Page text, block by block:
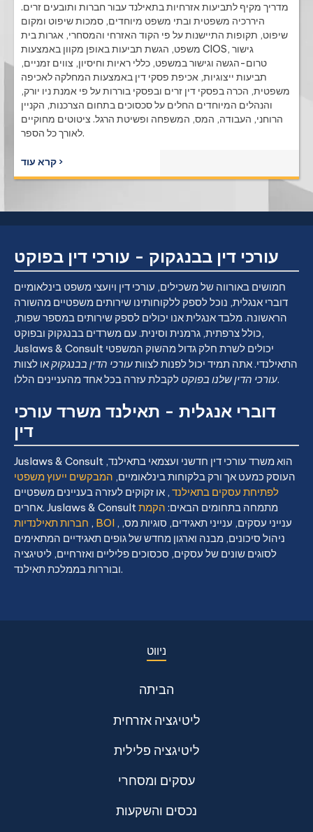
מדריך מקיף לתביעות אזרחיות בתאילנד עבור חברות ותובעים זרים.
היררכיה משפטית ובתי משפט מיוחדים, סמכות שיפוט ומקום
שיפוט, תקופות התיישנות על פי הקוד האזרחי והמסחרי, אגרות בית
משפט, הגשת תביעות באופן מקוון באמצעות CIOS, גישור
טרום-הגשה וגישור במשפט, כללי ראיות וחיסיון, צווים זמניים,
תביעות ייצוגיות, אכיפת פסקי דין באמצעות המחלקה לאכיפה
משפטית, הכרה בפסקי דין זרים ובפסקי בוררות על פי אמנת ניו יורק,
והנהלים המיוחדים החלים על סכסוכים בתחום הצרכנות, הקניין
הרוחני, העבודה, המס, המשפחה ופשיטת הרגל. ציטוטים מחוקיים
לאורך כל הספר.
קרא עוד ›
דוברי אנגלית - תאילנד משרד עורכי
דין
Juslaws & Consult הוא משרד עורכי דין חדשני ועצמאי בתאילנד,
העוסק כמעט אך ורק בלקוחות בינלאומיים, המבקשים ייעוץ משפטי
לפתיחת עסקים בתאילנד , או זקוקים לעזרה בעניינים משפטיים
אחרים. Juslaws & Consult מתמחה בתחומים הבאים: הקמת
חברות תאילנדיות , BOI , ענייני עסקים, ענייני תאגידים, סוגיות מס,
ניהול סיכונים, מבנה וארגון מחדש של גופים תאגידיים המתאימים
לסוגים שונים של עסקים, סכסוכים פליליים ואזרחיים, ליטיגציה
ובוררות בממלכת תאילנד.
עורכי דין בבנגקוק - עורכי דין בפוקט
חמושים באורווה של משכילים, עורכי דין ויועצי משפט בינלאומיים
דוברי אנגלית, נוכל לספק ללקוחותינו שירותים משפטיים מהשורה
הראשונה. מלבד אנגלית אנו יכולים לספק שירותים במספר שפות,
כולל צרפתית, גרמנית וסינית. עם משרדים בבנגקוק ובפוקט,
Juslaws & Consult יכולים לשרת חלק גדול מהשוק המשפטי
התאילנדי. אתה תמיד יכול לפנות לצוותעורכי הדין בבנגקוקאו לצוות
עורכי הדין שלנו בפוקטלקבלת עזרה בכל אחד מהעניינים הללו.
ניווט
הביתה
ליטיגציה אזרחית
ליטיגציה פלילית
עסקים ומסחרי
נכסים והשקעות